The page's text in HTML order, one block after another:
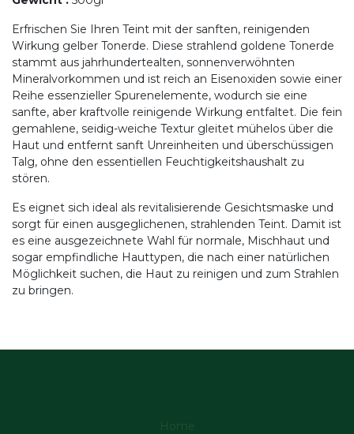
Erfrischen Sie Ihren Teint mit der sanften, reinigenden
Wirkung gelber Tonerde. Diese strahlend goldene Tonerde
stammt aus jahrhundertealten, sonnenverwöhnten
Mineralvorkommen und ist reich an Eisenoxiden sowie einer
Reihe essenzieller Spurenelemente, wodurch sie eine
sanfte, aber kraftvolle reinigende Wirkung entfaltet. Die fein
gemahlene, seidig-weiche Textur gleitet mühelos über die
Haut und entfernt sanft Unreinheiten und überschüssigen
Talg, ohne den essentiellen Feuchtigkeitshaushalt zu
stören.
Es eignet sich ideal als revitalisierende Gesichtsmaske und
sorgt für einen ausgeglichenen, strahlenden Teint. Damit ist
es eine ausgezeichnete Wahl für normale, Mischhaut und
sogar empfindliche Hauttypen, die nach einer natürlichen
Möglichkeit suchen, die Haut zu reinigen und zum Strahlen
zu bringen.
Home